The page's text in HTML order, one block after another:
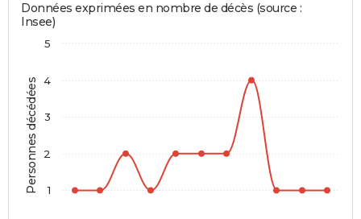
Personnes décédées
Données exprimées en nombre de décès (source :
Insee)
1
2
3
4
5